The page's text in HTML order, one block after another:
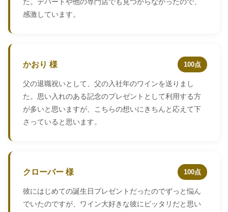
感激しています。
かおり 様 100点
父の退職祝いとして、父の入社年のワインを送りまし
た。思い入れのある記念のプレゼントとして利用する方
が多いと思いますが、こちらの想いにきちんと応えて下
さっていると思います。
クローバー 様 100点
彼にはじめての誕生日プレゼントだったのでずっと悩ん
でいたのですが、ワイン大好きな彼にピッタリだと思い